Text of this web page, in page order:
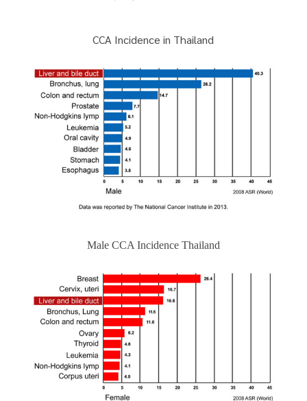
CCA Incidence in Thailand
Male CCA Incidence Thailand